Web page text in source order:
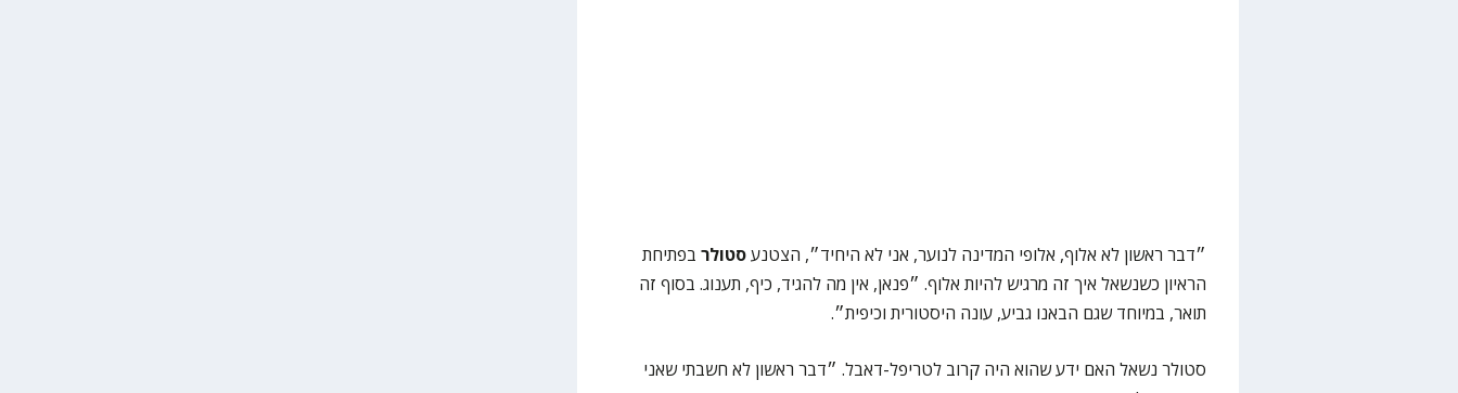
״דבר ראשון לא אלוף, אלופי המדינה לנוער, אני לא היחיד״, הצטנעסטולרבפתיחת
הראיון כשנשאל איך זה מרגיש להיות אלוף. ״פנאן, אין מה להגיד, כיף, תענוג. בסוף זה
תואר, במיוחד שגם הבאנו גביע, עונה היסטורית וכיפית״.
סטולר נשאל האם ידע שהוא היה קרוב לטריפל-דאבל. ״דבר ראשון לא חשבתי שאני